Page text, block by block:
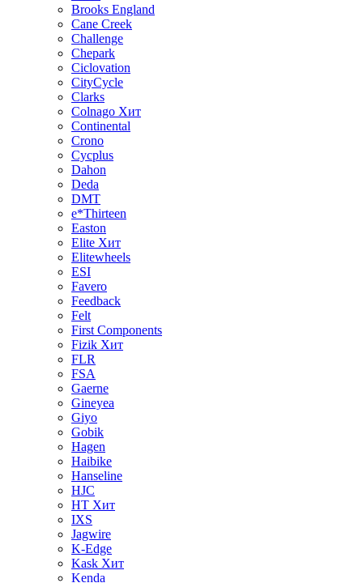
Brooks England
Cane Creek
Challenge
Chepark
Ciclovation
CityCycle
Clarks
Colnago Хит
Continental
Crono
Cycplus
Dahon
Deda
DMT
e*Thirteen
Easton
Elite Хит
Elitewheels
ESI
Favero
Feedback
Felt
First Components
Fizik Хит
FLR
FSA
Gaerne
Gineyea
Giyo
Gobik
Hagen
Haibike
Hanseline
HJC
HT Хит
IXS
Jagwire
K-Edge
Kask Хит
Kenda